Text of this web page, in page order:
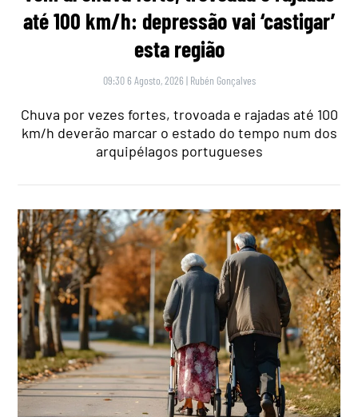
até 100 km/h: depressão vai ‘castigar’
esta região
09:30 6 Agosto, 2026 | Rubén Gonçalves
Chuva por vezes fortes, trovoada e rajadas até 100
km/h deverão marcar o estado do tempo num dos
arquipélagos portugueses